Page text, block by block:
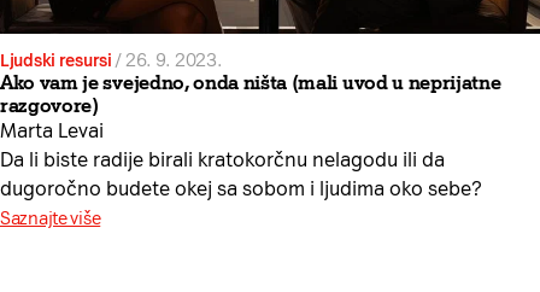
Ljudski resursi /26. 9. 2023.
Ako vam je svejedno, onda ništa (mali uvod u neprijatne
razgovore)
Marta Levai
Da li biste radije birali kratokorčnu nelagodu ili da
dugoročno budete okej sa sobom i ljudima oko sebe?
Saznajte više